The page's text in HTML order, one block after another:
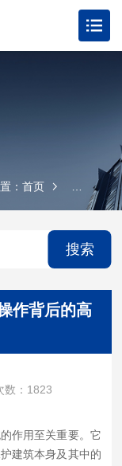
： 首页 新闻资讯
搜索
作背后的高
数：1823
作用至关重要。它
建筑本身及其中的